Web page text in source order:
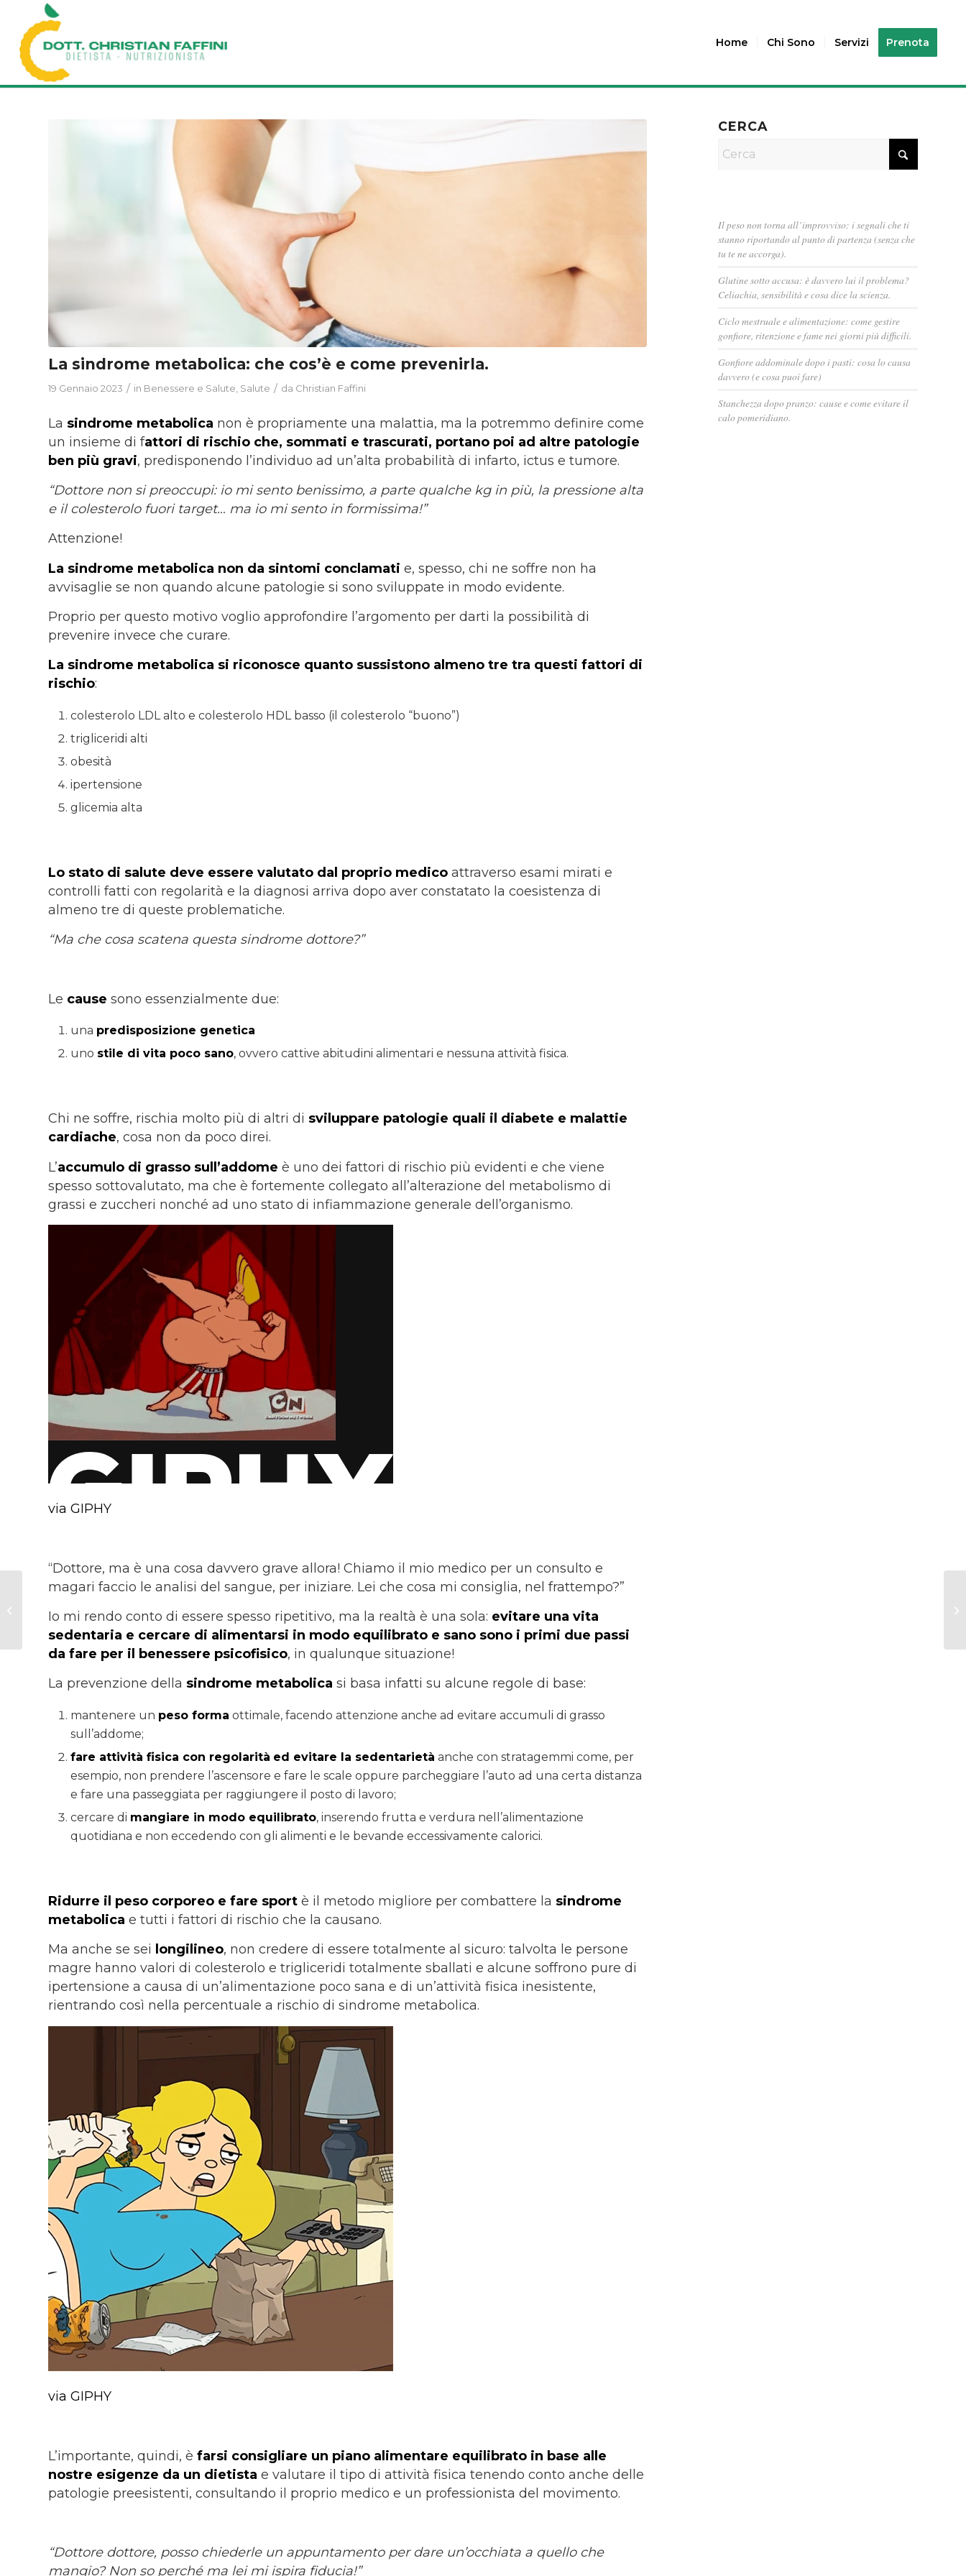
Home Chi Sono Servizi Prenota
La sindrome metabolica: che cos’è e come prevenirla.
19 Gennaio 2023 / in Benessere e Salute Salute / da Christian Faffini
La sindrome metabolica non è propriamente una malattia, ma la potremmo definire come
un insieme di fattori di rischio che, sommati e trascurati, portano poi ad altre patologie
ben più gravi, predisponendo l’individuo ad un’alta probabilità di infarto, ictus e tumore.
“Dottore non si preoccupi: io mi sento benissimo, a parte qualche kg in più, la pressione alta
e il colesterolo fuori target… ma io mi sento in formissima!”
Attenzione!
La sindrome metabolica non da sintomi conclamati e, spesso, chi ne soffre non ha
avvisaglie se non quando alcune patologie si sono sviluppate in modo evidente.
Proprio per questo motivo voglio approfondire l’argomento per darti la possibilità di
prevenire invece che curare.
La sindrome metabolica si riconosce quanto sussistono almeno tre tra questi fattori di
rischio:
colesterolo LDL alto e colesterolo HDL basso (il colesterolo “buono”)
trigliceridi alti
obesità
ipertensione
glicemia alta
Lo stato di salute deve essere valutato dal proprio medico attraverso esami mirati e
controlli fatti con regolarità e la diagnosi arriva dopo aver constatato la coesistenza di
almeno tre di queste problematiche.
“Ma che cosa scatena questa sindrome dottore?”
Le cause sono essenzialmente due:
una predisposizione genetica
uno stile di vita poco sano, ovvero cattive abitudini alimentari e nessuna attività fisica.
Chi ne soffre, rischia molto più di altri di sviluppare patologie quali il diabete e malattie
cardiache, cosa non da poco direi.
L’accumulo di grasso sull’addome è uno dei fattori di rischio più evidenti e che viene
spesso sottovalutato, ma che è fortemente collegato all’alterazione del metabolismo di
grassi e zuccheri nonché ad uno stato di infiammazione generale dell’organismo.
via GIPHY
“Dottore, ma è una cosa davvero grave allora! Chiamo il mio medico per un consulto e
magari faccio le analisi del sangue, per iniziare. Lei che cosa mi consiglia, nel frattempo?”
Io mi rendo conto di essere spesso ripetitivo, ma la realtà è una sola: evitare una vita
sedentaria e cercare di alimentarsi in modo equilibrato e sano sono i primi due passi
da fare per il benessere psicofisico, in qualunque situazione!
La prevenzione della sindrome metabolica si basa infatti su alcune regole di base:
mantenere un peso forma ottimale, facendo attenzione anche ad evitare accumuli di grasso
sull’addome;
fare attività fisica con regolarità ed evitare la sedentarietà anche con stratagemmi come, per
esempio, non prendere l’ascensore e fare le scale oppure parcheggiare l’auto ad una certa distanza
e fare una passeggiata per raggiungere il posto di lavoro;
cercare di mangiare in modo equilibrato, inserendo frutta e verdura nell’alimentazione
quotidiana e non eccedendo con gli alimenti e le bevande eccessivamente calorici.
Ridurre il peso corporeo e fare sport è il metodo migliore per combattere la sindrome
metabolica e tutti i fattori di rischio che la causano.
Ma anche se sei longilineo, non credere di essere totalmente al sicuro: talvolta le persone
magre hanno valori di colesterolo e trigliceridi totalmente sballati e alcune soffrono pure di
ipertensione a causa di un’alimentazione poco sana e di un’attività fisica inesistente,
rientrando così nella percentuale a rischio di sindrome metabolica.
via GIPHY
L’importante, quindi, è farsi consigliare un piano alimentare equilibrato in base alle
nostre esigenze da un dietista e valutare il tipo di attività fisica tenendo conto anche delle
patologie preesistenti, consultando il proprio medico e un professionista del movimento.
“Dottore dottore, posso chiederle un appuntamento per dare un’occhiata a quello che
mangio? Non so perché ma lei mi ispira fiducia!”
CERCA
Il peso non torna all’improvviso: i segnali che ti
stanno riportando al punto di partenza (senza che
tu te ne accorga).
Glutine sotto accusa: è davvero lui il problema?
Celiachia, sensibilità e cosa dice la scienza.
Ciclo mestruale e alimentazione: come gestire
gonfiore, ritenzione e fame nei giorni più difficili.
Gonfiore addominale dopo i pasti: cosa lo causa
davvero (e cosa puoi fare)
Stanchezza dopo pranzo: cause e come evitare il
calo pomeridiano.
Se dici SALE dici
MALE: ma è proprio